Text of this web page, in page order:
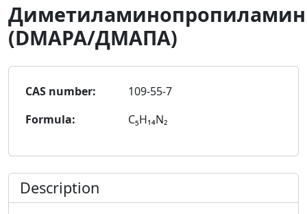
Диметиламинопропиламин
(DMAPA/ДМАПА)
CAS number:
109-55-7
Formula:
C₅H₁₄N₂
Description